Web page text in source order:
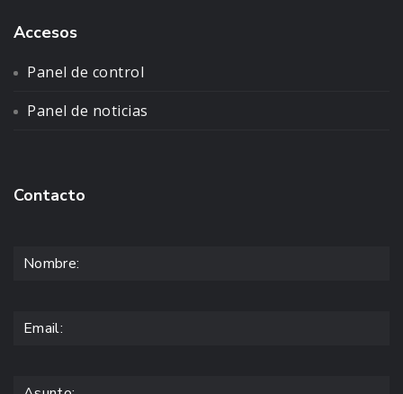
Accesos
Panel de control
Panel de noticias
Contacto